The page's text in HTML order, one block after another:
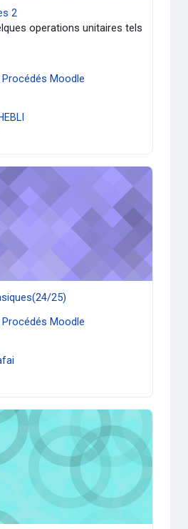
2
operations unitaires tels
Procédés Moodle
25)
25)
Procédés Moodle
des Procédés